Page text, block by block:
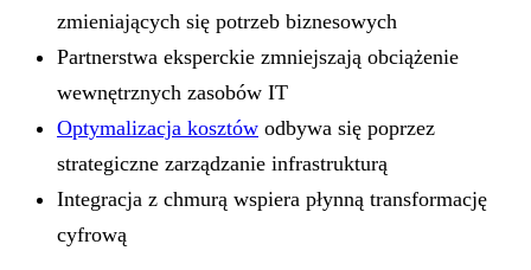
zmieniających się potrzeb biznesowych
Partnerstwa eksperckie zmniejszają obciążenie
wewnętrznych zasobów IT
Optymalizacja kosztów odbywa się poprzez
strategiczne zarządzanie infrastrukturą
Integracja z chmurą wspiera płynną transformację
cyfrową